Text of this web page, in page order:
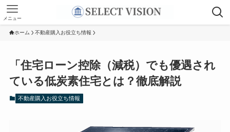
メニュー
ホーム 不動産購入お役立ち情報
「住宅ローン控除（減税）でも優遇され
ている低炭素住宅とは？徹底解説
不動産購入お役立ち情報